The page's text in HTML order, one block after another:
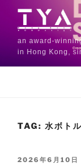
an award-
in Hong Kong,
TAG: 水ボトル
2026年6月10日